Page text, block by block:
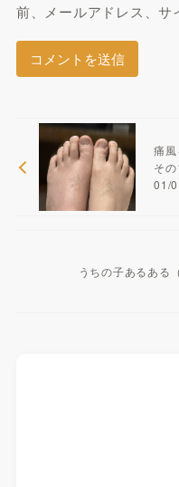
前、メールアドレス、サ
痛風
そ
01/
うちの子あるある